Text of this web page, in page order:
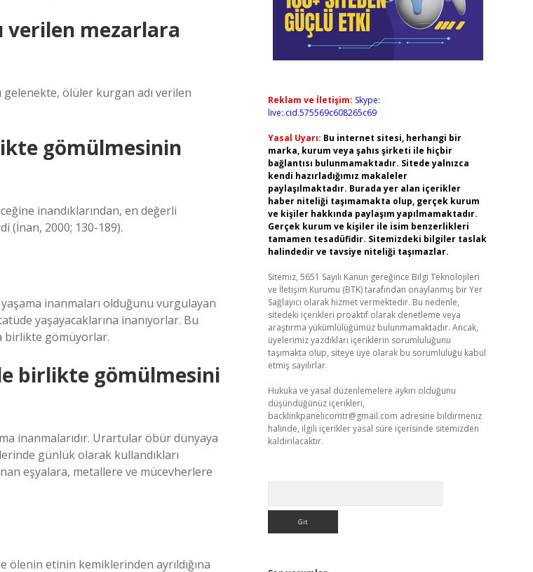
verilen mezarlara
ölüler kurgan adı verilen
gömülmesinin
inandıklarından, en değerli
(İnan, 2000; 130-189).
inanmaları olduğunu vurgulayan
yaşayacaklarına inanıyorlar. Bu
birlikte gömüyorlar.
birlikte gömülmesini
inanmalarıdır. Urartular öbür dünyaya
günlük olarak kullandıkları
eşyalara, metallere ve mücevherlere
etinin kemiklerinden ayrıldığına
Reklam ve İletişim: Skype:
live:.cid.575569c608265c69
Yasal Uyarı: Bu internet sitesi, herhangi bir
marka, kurum veya şahıs şirketi ile hiçbir
bağlantısı bulunmamaktadır. Sitede yalnızca
kendi hazırladığımız makaleler
paylaşılmaktadır. Burada yer alan içerikler
haber niteliği taşımamakta olup, gerçek kurum
ve kişiler hakkında paylaşım yapılmamaktadır.
Gerçek kurum ve kişiler ile isim benzerlikleri
tamamen tesadüfidir. Sitemizdeki bilgiler taslak
halindedir ve tavsiye niteliği taşımazlar.
Sitemiz, 5651 Sayılı Kanun gereğince Bilgi Teknolojileri
ve İletişim Kurumu (BTK) tarafından onaylanmış bir Yer
Sağlayıcı olarak hizmet vermektedir. Bu nedenle,
sitedeki içerikleri proaktif olarak denetleme veya
araştırma yükümlülüğümüz bulunmamaktadır. Ancak,
üyelerimiz yazdıkları içeriklerin sorumluluğunu
taşımakta olup, siteye üye olarak bu sorumluluğu kabul
etmiş sayılırlar.
Hukuka ve yasal düzenlemelere aykırı olduğunu
düşündüğünüz içerikleri,
backlinkpanelicomtr@gmail.com adresine bildirmeniz
halinde, ilgili içerikler yasal süre içerisinde sitemizden
kaldırılacaktır.